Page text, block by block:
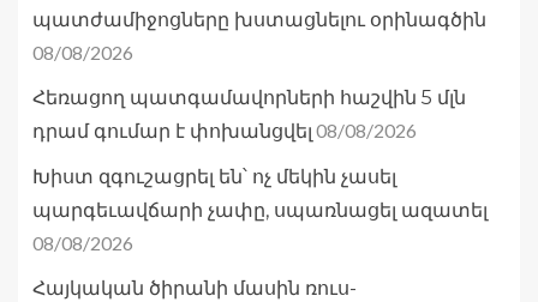
պատժամիջոցները խստացնելու օրինագծին
08/08/2026
Հեռացող պատգամավորների հաշվին 5 մլն
դրամ գումար է փոխանցվել 08/08/2026
Խիստ զգուշացրել են՝ ոչ մեկին չասել
պարգեւավճարի չափը, սպառնացել ազատել
08/08/2026
Հայկական ծիրանի մասին ռուս-